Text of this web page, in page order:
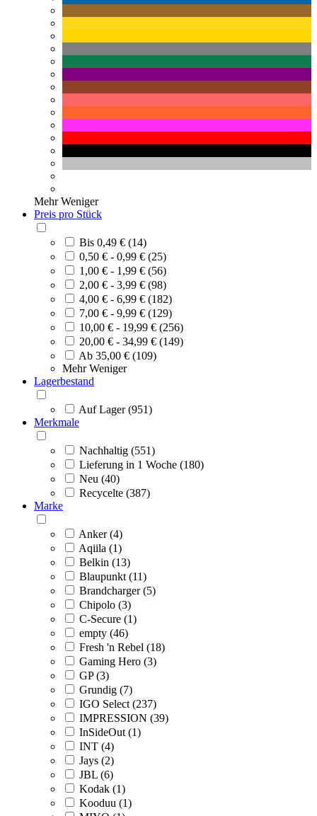
Mehr Weniger
Preis pro Stück
Bis 0,49 € (14)
0,50 € - 0,99 € (25)
1,00 € - 1,99 € (56)
2,00 € - 3,99 € (98)
4,00 € - 6,99 € (182)
7,00 € - 9,99 € (129)
10,00 € - 19,99 € (256)
20,00 € - 34,99 € (149)
Ab 35,00 € (109)
Mehr Weniger
Lagerbestand
Auf Lager (951)
Merkmale
Nachhaltig (551)
Lieferung in 1 Woche (180)
Neu (40)
Recycelte (387)
Marke
Anker (4)
Aqiila (1)
Belkin (13)
Blaupunkt (11)
Brandcharger (5)
Chipolo (3)
C-Secure (1)
empty (46)
Fresh 'n Rebel (18)
Gaming Hero (3)
GP (3)
Grundig (7)
IGO Select (237)
IMPRESSION (39)
InSideOut (1)
INT (4)
Jays (2)
JBL (6)
Kodak (1)
Kooduu (1)